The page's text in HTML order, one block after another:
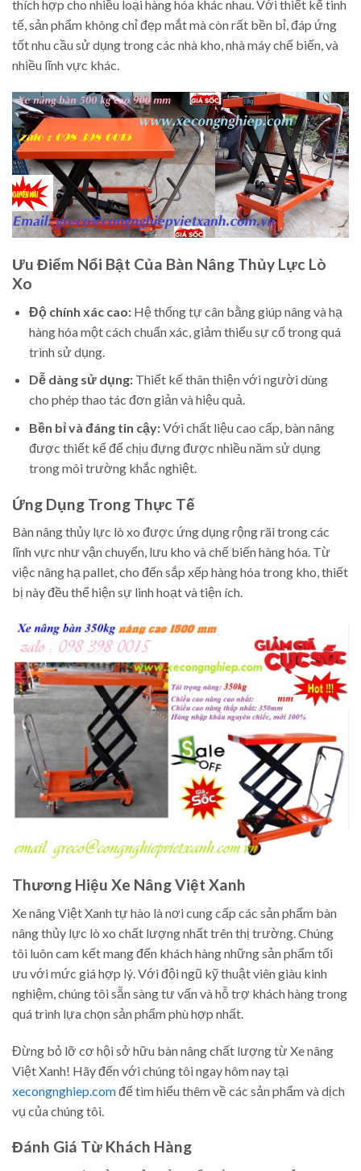
thích hợp cho nhiều loại hàng hóa khác nhau. Với thiết kế tinh
tế, sản phẩm không chỉ đẹp mắt mà còn rất bền bỉ, đáp ứng
tốt nhu cầu sử dụng trong các nhà kho, nhà máy chế biến, và
nhiều lĩnh vực khác.
Ưu Điểm Nổi Bật Của Bàn Nâng Thủy Lực Lò
Xo
Độ chính xác cao:Hệ thống tự cân bằng giúp nâng và hạ
hàng hóa một cách chuẩn xác, giảm thiểu sự cố trong quá
trình sử dụng.
Dễ dàng sử dụng:Thiết kế thân thiện với người dùng
cho phép thao tác đơn giản và hiệu quả.
Bền bỉ và đáng tin cậy:Với chất liệu cao cấp, bàn nâng
được thiết kế để chịu đựng được nhiều năm sử dụng
trong môi trường khắc nghiệt.
Ứng Dụng Trong Thực Tế
Bàn nâng thủy lực lò xo được ứng dụng rộng rãi trong các
lĩnh vực như vận chuyển, lưu kho và chế biến hàng hóa. Từ
việc nâng hạ pallet, cho đến sắp xếp hàng hóa trong kho, thiết
bị này đều thể hiện sự linh hoạt và tiện ích.
Thương Hiệu Xe Nâng Việt Xanh
Xe nâng Việt Xanh tự hào là nơi cung cấp các sản phẩm bàn
nâng thủy lực lò xo chất lượng nhất trên thị trường. Chúng
tôi luôn cam kết mang đến khách hàng những sản phẩm tối
ưu với mức giá hợp lý. Với đội ngũ kỹ thuật viên giàu kinh
nghiệm, chúng tôi sẵn sàng tư vấn và hỗ trợ khách hàng trong
quá trình lựa chọn sản phẩm phù hợp nhất.
Đừng bỏ lỡ cơ hội sở hữu bàn nâng chất lượng từ Xe nâng
Việt Xanh! Hãy đến với chúng tôi ngay hôm nay tại
xecongnghiep.comđể tìm hiểu thêm về các sản phẩm và dịch
vụ của chúng tôi.
Đánh Giá Từ Khách Hàng